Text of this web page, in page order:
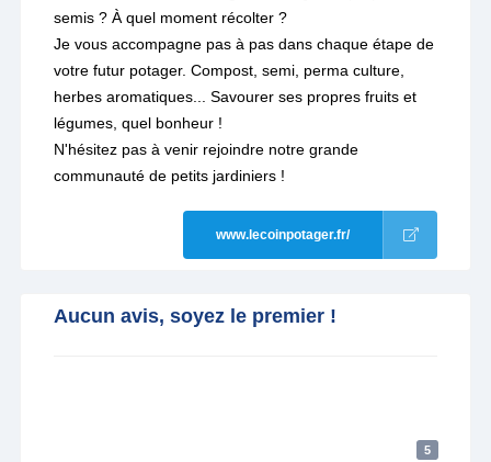
semis ? À quel moment récolter ?
Je vous accompagne pas à pas dans chaque étape de
votre futur potager. Compost, semi, perma culture,
herbes aromatiques... Savourer ses propres fruits et
légumes, quel bonheur !
N'hésitez pas à venir rejoindre notre grande
communauté de petits jardiniers !
www.lecoinpotager.fr/
Aucun avis, soyez le premier !
5